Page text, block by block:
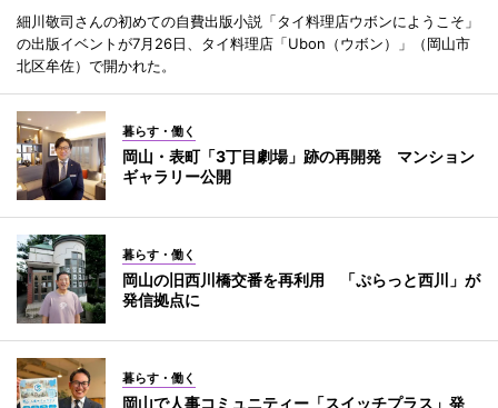
細川敬司さんの初めての自費出版小説「タイ料理店ウボンにようこそ」
の出版イベントが7月26日、タイ料理店「Ubon（ウボン）」（岡山市
北区牟佐）で開かれた。
暮らす・働く
岡山・表町「3丁目劇場」跡の再開発 マンション
ギャラリー公開
暮らす・働く
岡山の旧西川橋交番を再利用 「ぷらっと西川」が
発信拠点に
暮らす・働く
岡山で人事コミュニティー「スイッチプラス」発